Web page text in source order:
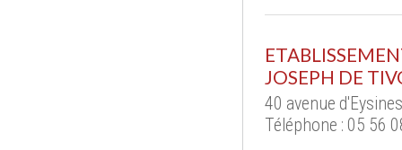
JOSEPH DE
40 avenue
Téléphone : 05 56